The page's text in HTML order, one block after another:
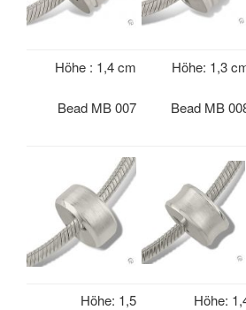
Höhe : 1,4 cm
Bead MB 007
Höhe: 1,3
Bead MB
Höhe: 1,5
Höhe: